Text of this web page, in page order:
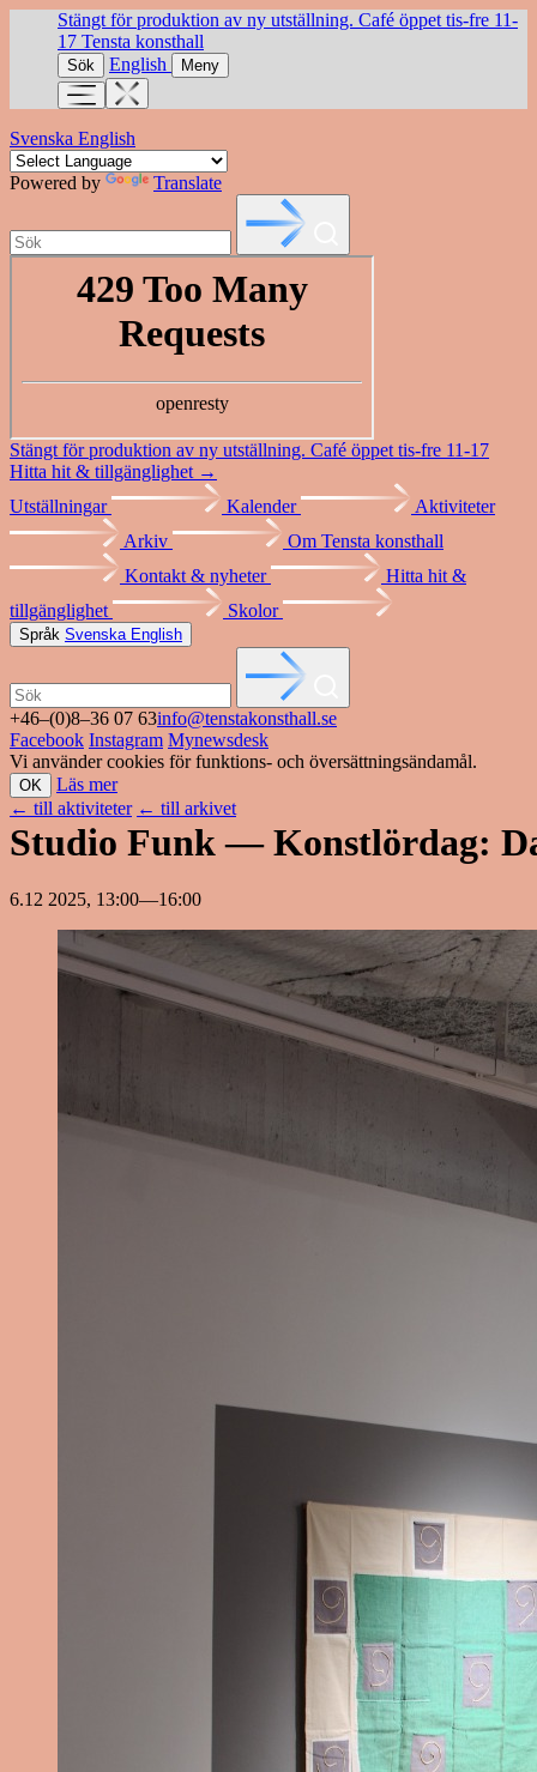
Stängt för produktion av ny utställning. Café öppet tis-fre 11-
17 Tensta konsthall
Sök English Meny
Svenska English
Powered by Translate
Stängt för produktion av ny utställning. Café öppet tis-fre 11-17
Hitta hit & tillgänglighet →
Utställningar
Kalender
Aktiviteter
Arkiv
Om Tensta konsthall
Kontakt & nyheter
Hitta hit &
tillgänglighet
Skolor
Språk Svenska English
+46–(0)8–36 07 63info@tenstakonsthall.se
Facebook Instagram Mynewsdesk
Vi använder cookies för funktions- och översättningsändamål.
OK
Läs mer
← till aktiviteter ← till arkivet
Studio Funk — Konstlördag:
6.12 2025, 13:00—16:00